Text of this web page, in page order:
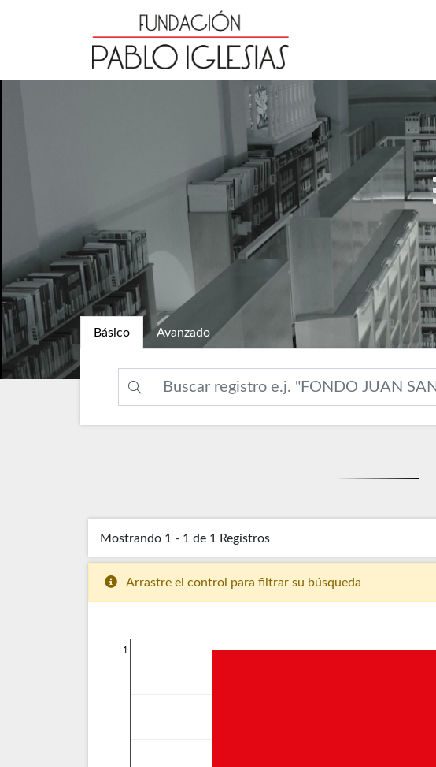
Básico Avanzado
Mostrando 1 - 1 de 1 Registros
Arrastre el control para filtrar su búsqueda
1